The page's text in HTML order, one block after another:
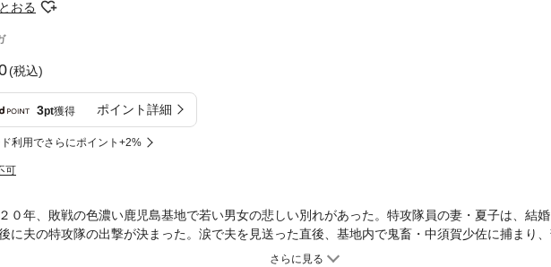
おる
(税込)
3pt獲得 ポイント詳細
利用でさらにポイント+2%
可
０年、敗戦の色濃い鹿児島基地で若い男女の悲しい別れがあった。特攻隊員の妻・夏子は、結婚
に夫の特攻隊の出撃が決まった。涙で夫を見送った直後、基地内で鬼畜・中須賀少佐に捕まり、
犯されてしまう。夫が特攻で散ったまさにその時に、こんな辱めを受けるなんて…！！ 夏子は自